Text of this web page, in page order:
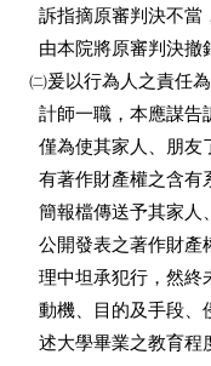
訴指摘原審判決不
由本院將原審判決撤
㈡爰以行為人之責任
計師一職，本應謀
僅為使其家人、朋
有著作財產權之含
簡報檔傳送予其家
公開發表之著作財
理中坦承犯行，然
動機、目的及手段
述大學畢業之教育